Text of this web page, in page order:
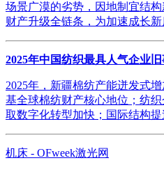
场景广漠的劣势，因地制宜结
财产升级全链条，为加速成长新
2025年中国纺织最具人气企业
2025年，新疆棉纺产能迸发式
基全球棉纺财产核心地位；纺
取数字化转型加快；国际结构提
机床 - OFweek激光网